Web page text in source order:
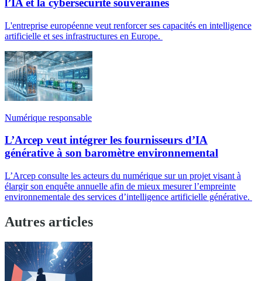
l’IA et la cybersécurité souveraines
L'entreprise européenne veut renforcer ses capacités en intelligence
artificielle et ses infrastructures en Europe.
Numérique responsable
L’Arcep veut intégrer les fournisseurs d’IA
générative à son baromètre environnemental
L’Arcep consulte les acteurs du numérique sur un projet visant à
élargir son enquête annuelle afin de mieux mesurer l’empreinte
environnementale des services d’intelligence artificielle générative.
Autres articles